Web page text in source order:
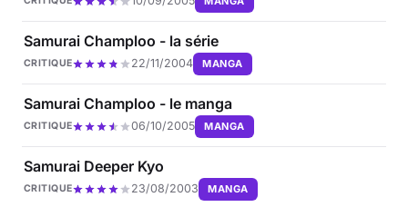
Samurai Champloo - la série
CRITIQUE 22/11/2004 MANGA
Samurai Champloo - le manga
CRITIQUE 06/10/2005 MANGA
Samurai Deeper Kyo
CRITIQUE 23/08/2003 MANGA